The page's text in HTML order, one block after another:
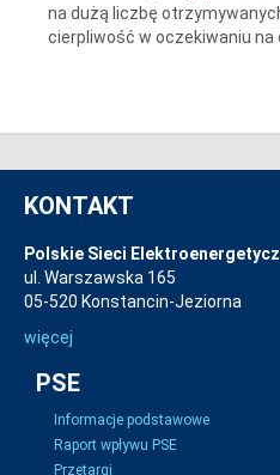
na dużą liczbę
cierpliwość w oczekiwaniu na
KONTAKT
Polskie Sieci
ul. Warszawska 165
05-520 Konstancin-Jeziorna
więcej
PSE
Informacje podstawowe
Raport wpływu PSE
Przetargi